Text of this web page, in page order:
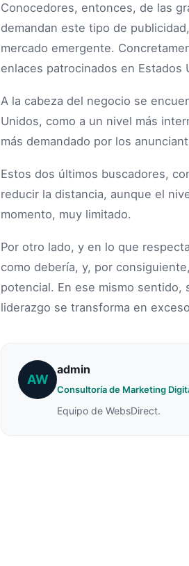
Conocedores, entonces, de las
demandan este tipo de
mercado emergente.
enlaces patrocinados en
A la cabeza del negocio se
Unidos, como a un nivel más
más demandado por los
Estos dos últimos buscadores,
reducir la distancia, aunque el
momento, muy limitado.
Por otro lado, y en lo que
como debería, y, por
potencial. En ese mismo sentido,
liderazgo se transforma en
AW
admin
Consultoría de Marketing
Equipo de WebsDirect.